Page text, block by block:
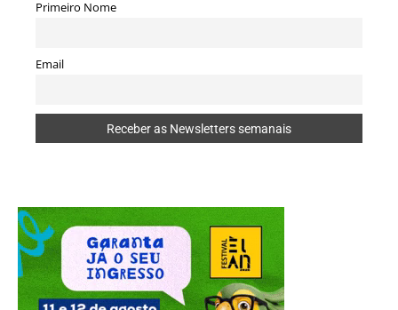
Primeiro Nome
Email